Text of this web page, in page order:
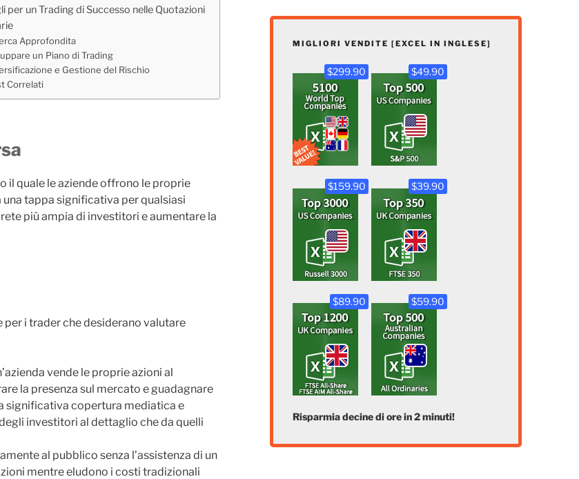
per un Trading di Successo nelle Quotazioni
Approfondita
un Piano di Trading
e Gestione del Rischio
Correlati
il quale le aziende offrono le proprie
una tappa significativa per qualsiasi
più ampia di investitori e aumentare la
i trader che desiderano valutare
vende le proprie azioni al
la presenza sul mercato e guadagnare
significativa copertura mediatica e
investitori al dettaglio che da quelli
al pubblico senza l’assistenza di un
mentre eludono i costi tradizionali
MIGLIORI VENDITE [EXCEL IN INGLESE]
$299.90 $49.90
$159.90 $39.90
$89.90 $59.90
Risparmia decine di ore in 2 minuti!